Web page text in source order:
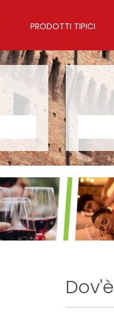
PRODOTTI TIPICI
Dov'è